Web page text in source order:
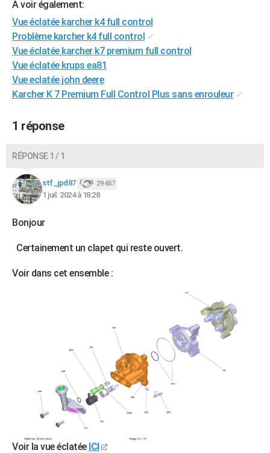
Destinations
Voyage nature
Voyage de noces
GUIDES D'ACHAT
BONS PLANS
CARTE DE VOEUX
Dictionnaire
Biographies
Citations
Expressions
Proverbes
COPAINS D'AVANT
S'inscrire
Se connecter
Lycées
Collèges
Primaires
Universités
Entreprises
Service militaire
Avis de recherche
AVIS DE DÉCÈS
A voir également:
Vue éclatée karcher k4 full control
Problème karcher k4 full control ✓
Vue éclatée karcher k7 premium full control
Vue éclatée krups ea81
Vue eclatée john deere
Karcher K 7 Premium Full Control Plus sans enrouleur ✓
1 réponse
RÉPONSE 1 / 1
stf_jpd87 29 657
1 juil. 2024 à 18:28
Bonjour
Certainement un clapet qui reste ouvert.
Voir dans cet ensemble :
Voir la vue éclatée ICI